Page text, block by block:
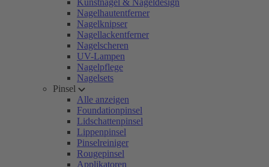
Kunstnägel & Nageldesign
Nagelhautentferner
Nagelknipser
Nagellackentferner
Nagelscheren
UV-Lampen
Nagelpflege
Nagelsets
Pinsel
Alle anzeigen
Foundationpinsel
Lidschattenpinsel
Lippenpinsel
Pinselreiniger
Rougepinsel
Applikatoren